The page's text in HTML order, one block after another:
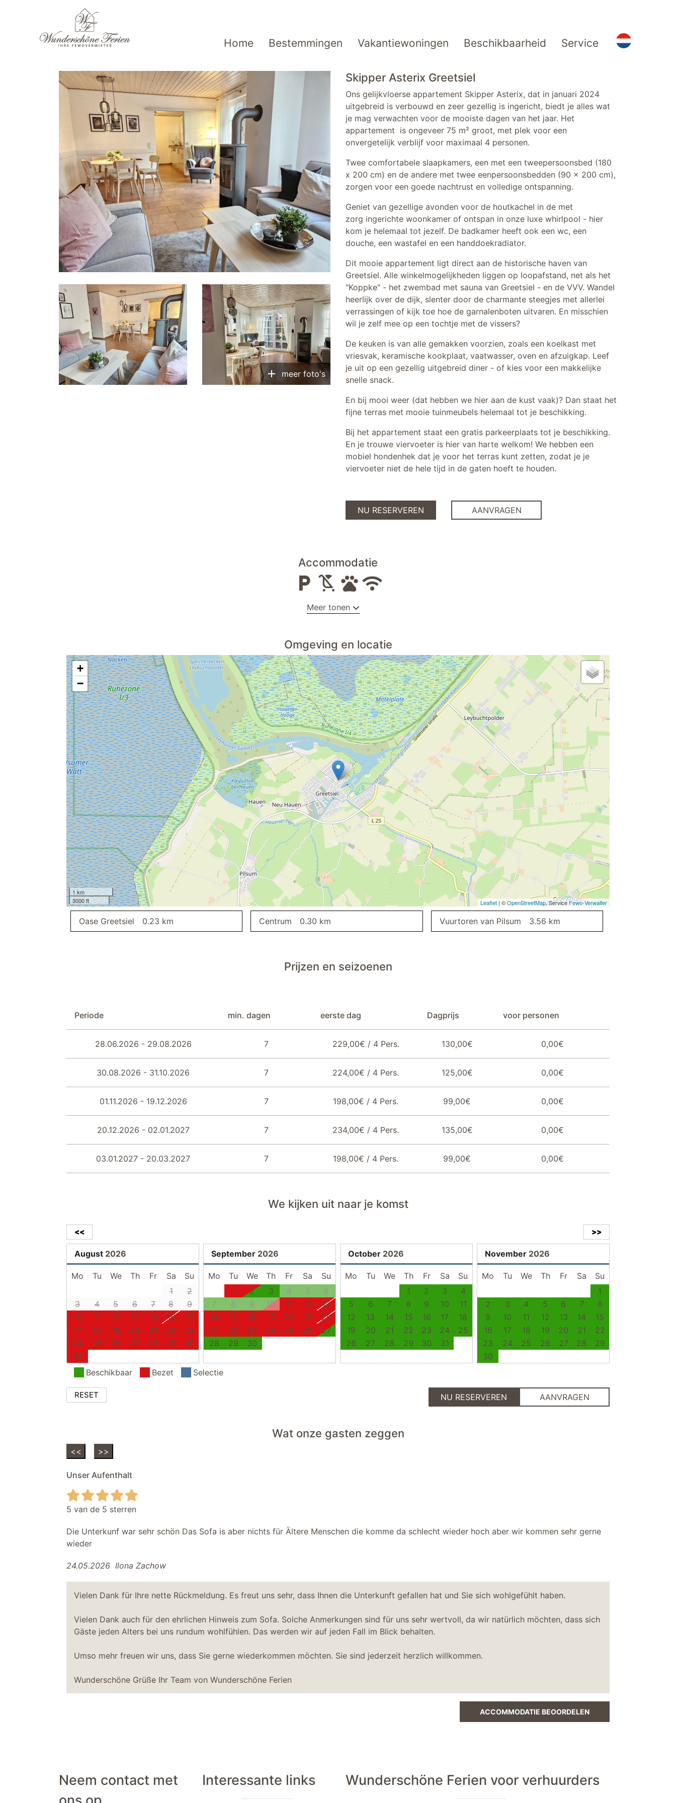
Home Bestemmingen Vakantiewoningen Beschikbaarheid Service
add meer foto's
Skipper Asterix Greetsiel
Ons gelijkvloerse appartement Skipper Asterix, dat in januari 2024
uitgebreid is verbouwd en zeer gezellig is ingericht, biedt je alles wat
je mag verwachten voor de mooiste dagen van het jaar. Het
appartement is ongeveer 75 m² groot, met plek voor een
onvergetelijk verblijf voor maximaal 4 personen.
Twee comfortabele slaapkamers, een met een tweepersoonsbed (180
x 200 cm) en de andere met twee eenpersoonsbedden (90 x 200 cm),
zorgen voor een goede nachtrust en volledige ontspanning.
Geniet van gezellige avonden voor de houtkachel in de met
zorg ingerichte woonkamer of ontspan in onze luxe whirlpool - hier
kom je helemaal tot jezelf. De badkamer heeft ook een wc, een
douche, een wastafel en een handdoekradiator.
Dit mooie appartement ligt direct aan de historische haven van
Greetsiel. Alle winkelmogelijkheden liggen op loopafstand, net als het
"Koppke" - het zwembad met sauna van Greetsiel - en de VVV. Wandel
heerlijk over de dijk, slenter door de charmante steegjes met allerlei
verrassingen of kijk toe hoe de garnalenboten uitvaren. En misschien
wil je zelf mee op een tochtje met de vissers?
De keuken is van alle gemakken voorzien, zoals een koelkast met
vriesvak, keramische kookplaat, vaatwasser, oven en afzuigkap. Leef
je uit op een gezellig uitgebreid diner - of kies voor een makkelijke
snelle snack.
En bij mooi weer (dat hebben we hier aan de kust vaak)? Dan staat het
fijne terras met mooie tuinmeubels helemaal tot je beschikking.
Bij het appartement staat een gratis parkeerplaats tot je beschikking.
En je trouwe viervoeter is hier van harte welkom! We hebben een
mobiel hondenhek dat je voor het terras kunt zetten, zodat je je
viervoeter niet de hele tijd in de gaten hoeft te houden.
NU RESERVEREN AANVRAGEN
Accommodatie
Meer tonen
wc douche
wastafel
vloerverwarming
Handdoekradiator
Whirlpool
spiegel
keuken keuken
eetkamer eettafel eetkamerstoelen
algemeen honden toegestaan minigolf
geschikt voor senioren
verwarming
paardrijden
roken verboden
betaling zonder contant geld
honden toegestaan
vissen
Wasserij-service tegen betaling
in een vakantiepark
Kinderstoel
dweilbaar vloeroppervlak
gezinsvriendelijk
katten toegestaan
bowling
geschikt voor gehandicapten
fietsen
gratis wifi
buitenruimte oplaadmoglijkheid voor e-fietsen tuin/gazon gratis parkeerplaats
slaapkamer I
gang
garderobe
slaapkamer II
bezemkast
stofzuiger
Omgeving en locatie
+
−
1 km
3000 ft
Leaflet | ©OpenStreetMap, ServiceFewo-Verwalter
Oase Greetsiel 0.23 km Centrum 0.30 km Vuurtoren van Pilsum 3.56 km
Prijzen en seizoenen
Periode min. dagen eerste dag Dagprijs voor personen
28.06.2026 - 29.08.2026 7 229,00€ / 4 Pers. 130,00€ 0,00€
30.08.2026 - 31.10.2026 7 224,00€ / 4 Pers. 125,00€ 0,00€
01.11.2026 - 19.12.2026 7 198,00€ / 4 Pers. 99,00€ 0,00€
20.12.2026 - 02.01.2027 7 234,00€ / 4 Pers. 135,00€ 0,00€
03.01.2027 - 20.03.2027 7 198,00€ / 4 Pers. 99,00€ 0,00€
We kijken uit naar je komst
>>
<<
August 2026
Mo Tu We Th Fr Sa
Su
1
2
3
4 5 6 7 8
9
10
11 12 13 14 15
16
17
18 19 20 21 22
23
24
25 26 27 28 29
30
31
September 2026
Mo Tu We Th Fr Sa
Su
1
2 3 4 5
6
7
8 9 10 11 12
13
14
15 16 17 18 19
20
21
22 23 24 25 26
27
28
29 30
October 2026
Mo Tu We Th Fr Sa
Su
1
2 3
4
5
6 7 8 9 10
11
12
13 14 15 16 17
18
19
20 21 22 23 24
25
26
27 28 29 30 31
November 2026
Mo Tu We Th Fr Sa
Su
1
2
3 4 5 6 7
8
9
10 11 12 13 14
15
16
17 18 19 20 21
22
23
24 25 26 27 28
29
30
Beschikbaar
Bezet Selectie
RESET NU RESERVEREN AANVRAGEN
Wat onze gasten zeggen
<<
Unser Aufenthalt
5 van de 5 sterren
Die Unterkunf war sehr schön Das Sofa is aber nichts für Ältere Menschen die komme da schlecht wieder hoch aber wir kommen sehr gerne
wieder
24.05.2026 Ilona Zachow
Vielen Dank für Ihre nette Rückmeldung. Es freut uns sehr, dass Ihnen die Unterkunft gefallen hat und Sie sich wohlgefühlt haben.
Vielen Dank auch für den ehrlichen Hinweis zum Sofa. Solche Anmerkungen sind für uns sehr wertvoll, da wir natürlich möchten, dass sich
Gäste jeden Alters bei uns rundum wohlfühlen. Das werden wir auf jeden Fall im Blick behalten.
Umso mehr freuen wir uns, dass Sie gerne wiederkommen möchten. Sie sind jederzeit herzlich willkommen.
Wunderschöne Grüße Ihr Team von Wunderschöne Ferien
>>
ACCOMMODATIE BEOORDELEN
Neem contact met
Interessante links Wunderschöne Ferien voor verhuurders